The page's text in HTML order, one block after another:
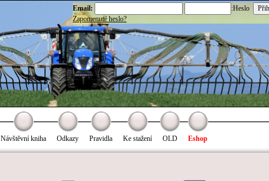
Email:
:Heslo
Zapomenuté heslo?
Návštěvní kniha Odkazy Pravidla Ke stažení OLD Eshop